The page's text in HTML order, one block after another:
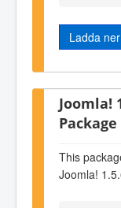
Ladda
Joomla!
This
Joomla!